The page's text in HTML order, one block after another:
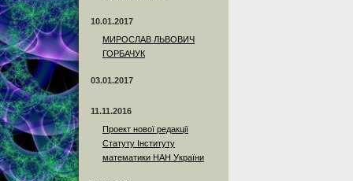
10.01.2017
МИРОСЛАВ ЛЬВОВИЧ
ГОРБАЧУК
03.01.2017
11.11.2016
Проект нової редакції
Статуту Інституту
математики НАН України